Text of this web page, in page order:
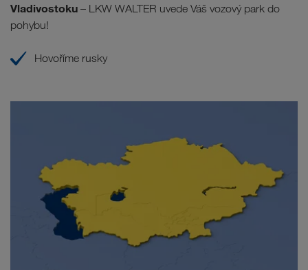
Vladivostoku – LKW WALTER uvede Váš vozový park do
pohybu!
Hovoříme rusky